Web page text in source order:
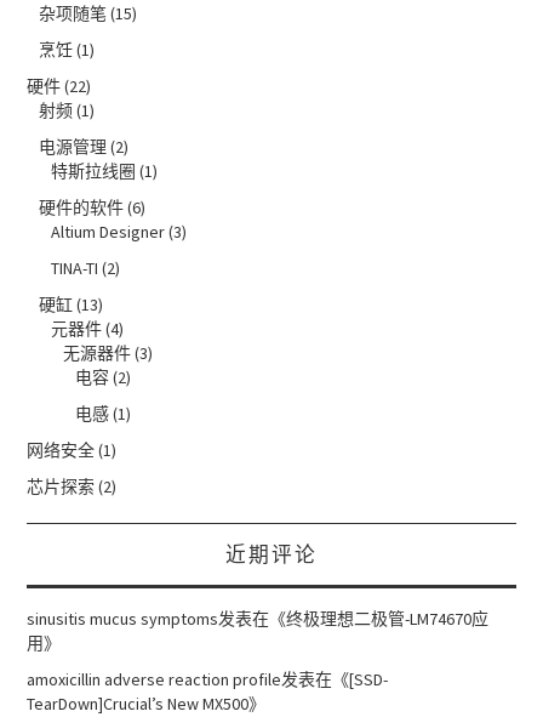
杂项随笔(15)
烹饪(1)
硬件(22)
射频(1)
电源管理 (2)
特斯拉线圈 (1)
硬件的软件(6)
Altium Designer(3)
TINA-TI (2)
硬缸(13)
元器件(4)
无源器件(3)
电容(2)
电感(1)
网络安全(1)
芯片探索 (2)
近期评论
sinusitis mucus symptoms发表在《终极理想二极管-LM74670应
用》
amoxicillin adverse reaction profile发表在《[SSD-
TearDown]Crucial’s New MX500》